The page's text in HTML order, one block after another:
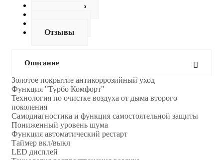
Как купить
Отзывы
Описание
Золотое покрытие антикоррозийный уход
Функция "Турбо Комфорт"
Технология по очистке воздуха от дыма второго
поколения
Самодиагностика и функция самостоятельной защиты
Пониженный уровень шума
Функция автоматический рестарт
Таймер вкл/выкл
LED дисплей